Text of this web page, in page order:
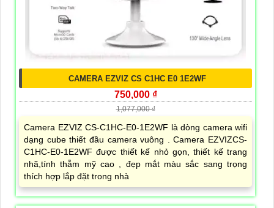
CAMERA EZVIZ CS C1HC E0 1E2WF
750,000 ₫
1,077,000 ₫
Camera EZVIZ CS-C1HC-E0-1E2WF là dòng camera wifi
dạng cube thiết đầu camera vuông . Camera EZVIZCS-
C1HC-E0-1E2WF được thiết kế nhỏ gọn, thiết kế trang
nhã,tính thẫm mỹ cao , đẹp mắt màu sắc sang trọng
thích hợp lắp đặt trong nhà